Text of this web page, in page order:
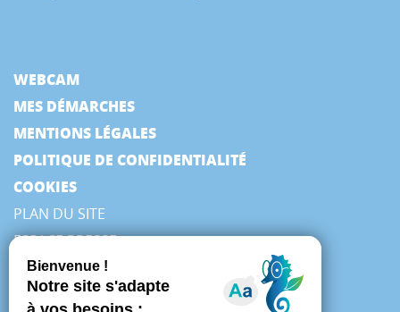
WEBCAM
MES DÉMARCHES
MENTIONS LÉGALES
POLITIQUE DE CONFIDENTIALITÉ
COOKIES
PLAN DU SITE
ESPACE PRESSE